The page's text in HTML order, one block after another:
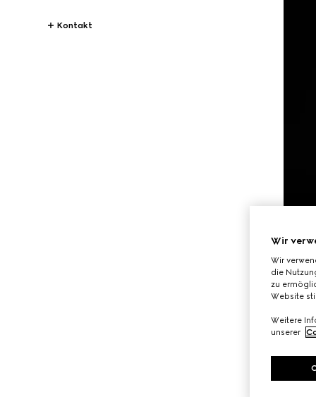
Kontakt
Wir
Wir
die
zu
Website
Weitere
unserer